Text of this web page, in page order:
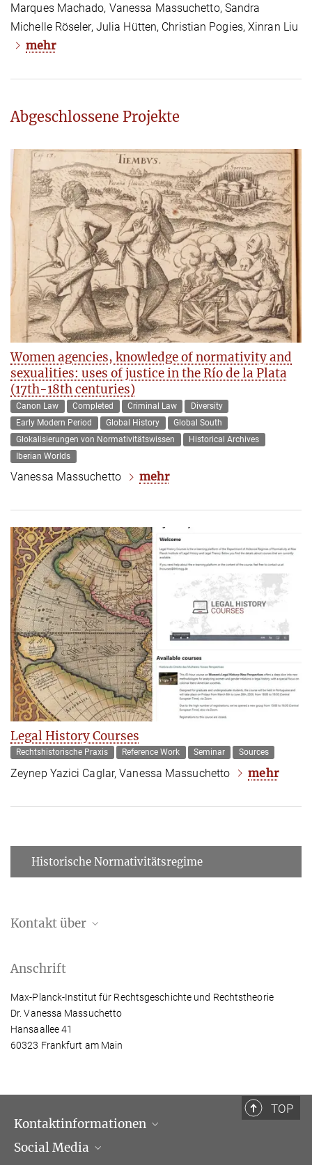
Marques Machado, Vanessa Massuchetto, Sandra
Michelle Röseler, Julia Hütten, Christian Pogies, Xinran Liu
mehr
Abgeschlossene Projekte
Women agencies, knowledge of normativity and
sexualities: uses of justice in the Río de la Plata
(17th-18th centuries)
Canon Law Completed Criminal Law
Diversity
Early Modern Period
Global History
Global South
Glokalisierungen von Normativitätswissen
Historical Archives
Iberian Worlds
Vanessa Massuchetto mehr
Legal History Courses
Rechtshistorische Praxis Reference Work Seminar Sources
Zeynep Yazici Caglar, Vanessa Massuchetto mehr
Historische Normativitätsregime
Kontakt über
+49 (69) 789 78 - 211
pasakarnis@...
Anschrift
Max-Planck-Institut für Rechtsgeschichte und Rechtstheorie
Dr. Vanessa Massuchetto
Hansaallee 41
60323 Frankfurt am Main
TOP
Kontaktinformationen
Öffnungszeiten & Anfahrt
Social Media